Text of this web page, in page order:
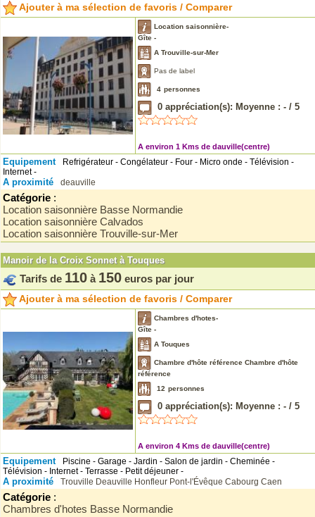
Ajouter à ma sélection de favoris / Comparer
Location saisonnière-
Gîte -
A Trouville-sur-Mer
Pas de label
4 personnes
0 appréciation(s): Moyenne : - / 5
A environ 1 Kms de dauville(centre)
Equipement
Refrigérateur - Congélateur - Four - Micro onde - Télévision -
Internet -
A proximité deauville
Catégorie :
Location saisonnière Basse Normandie
Location saisonnière Calvados
Location saisonnière Trouville-sur-Mer
Manoir de la Croix Sonnet à Touques
Tarifs de 110 à 150 euros par jour
Ajouter à ma sélection de favoris / Comparer
Chambres d'hotes-
Gîte -
A Touques
Chambre d'hôte référence Chambre d'hôte
référence
12 personnes
0 appréciation(s): Moyenne : - / 5
A environ 4 Kms de dauville(centre)
Equipement
Piscine - Garage - Jardin - Salon de jardin - Cheminée -
Télévision - Internet - Terrasse - Petit déjeuner -
A proximité Trouville Deauville Honfleur Pont-l'Évêque Cabourg Caen
Catégorie :
Chambres d'hotes Basse Normandie